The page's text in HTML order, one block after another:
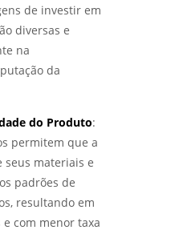
de investir em
diversas e
na
da
do Produto:
permitem que a
seus materiais e
padrões de
resultando em
com menor taxa